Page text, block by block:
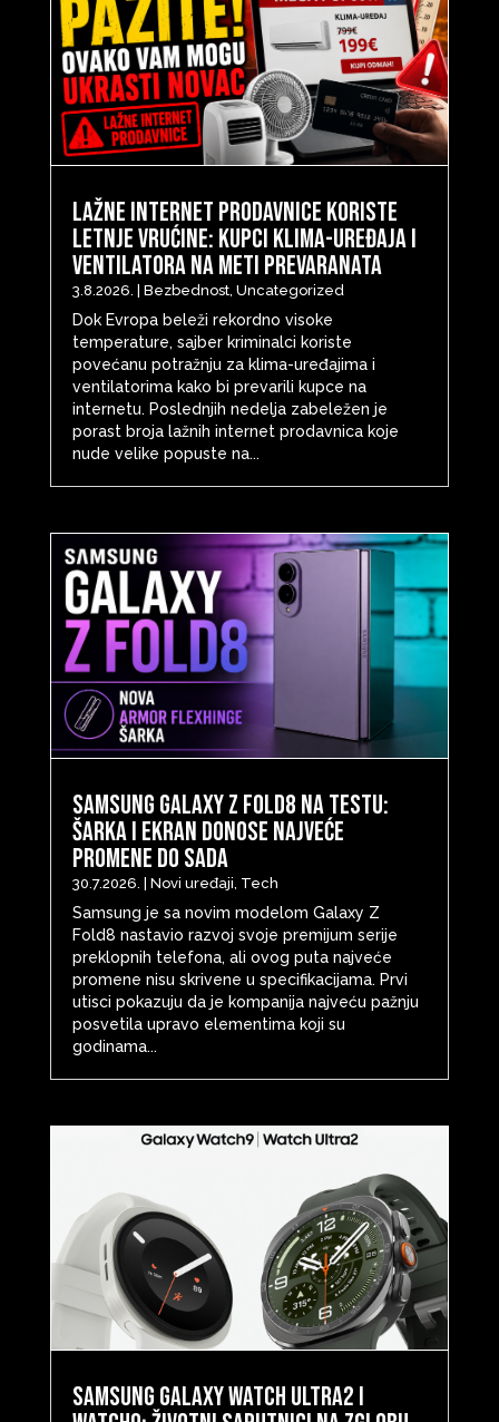
Lažne internet prodavnice koriste
letnje vrućine: Kupci klima-uređaja i
ventilatora na meti prevaranata
3.8.2026. Bezbednost, Uncategorized
Dok Evropa beleži rekordno visoke
temperature, sajber kriminalci koriste
povećanu potražnju za klima-uređajima i
ventilatorima kako bi prevarili kupce na
internetu. Poslednjih nedelja zabeležen je
porast broja lažnih internet prodavnica koje
nude velike popuste na...
Samsung Galaxy Z Fold8 na testu:
šarka i ekran donose najveće
promene do sada
30.7.2026. | Novi uređaji Tech
Samsung je sa novim modelom Galaxy Z
Fold8 nastavio razvoj svoje premijum serije
preklopnih telefona, ali ovog puta najveće
promene nisu skrivene u specifikacijama. Prvi
utisci pokazuju da je kompanija najveću pažnju
posvetila upravo elementima koji su
godinama...
Samsung Galaxy Watch Ultra2 i